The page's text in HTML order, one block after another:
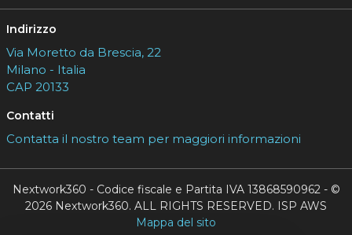
Indirizzo
Via Moretto da Brescia, 22
Milano - Italia
CAP 20133
Contatti
Contatta il nostro team per maggiori informazioni
Nextwork360 - Codice fiscale e Partita IVA 13868590962 - ©
2026 Nextwork360. ALL RIGHTS RESERVED. ISP AWS
Mappa del sito